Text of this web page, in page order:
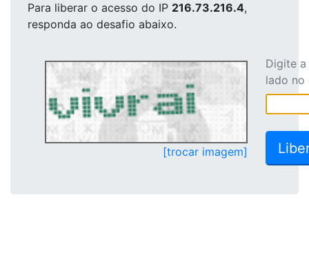
Para liberar o acesso do IP 216.73.216.4,
responda ao desafio abaixo.
[trocar imagem]
Digite
lado no